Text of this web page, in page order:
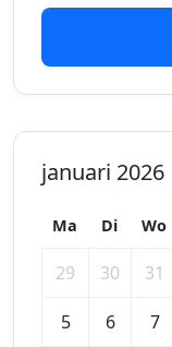
januari 2026
Ma Di Wo
29 30 31
5 6 7